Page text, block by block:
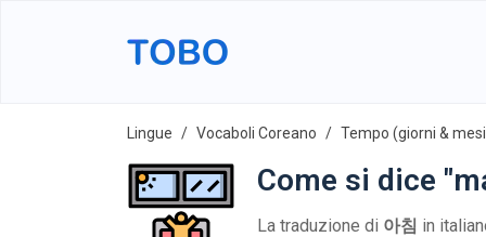
Lingue Vocaboli Coreano Tempo (giorni &
Come si dice
La traduzione di 아침 in